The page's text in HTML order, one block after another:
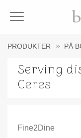
Meny
PRODUKTER PÅ
Serving
Ceres
Fine2Dine